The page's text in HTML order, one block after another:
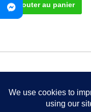
Ajouter au panier